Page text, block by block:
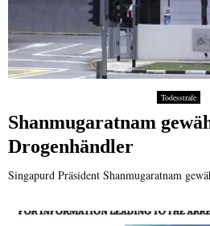
Todesstrafe
Shanmugaratnam
Drogenhändler
Singapurd Präsident Shanmugaratnam